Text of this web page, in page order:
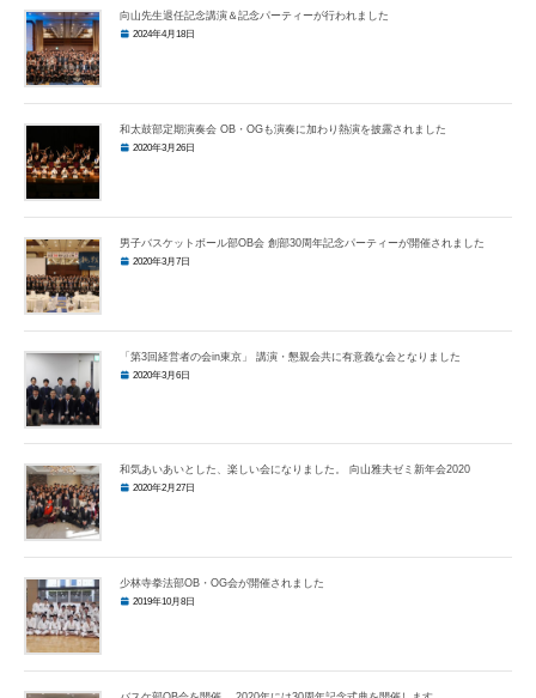
向山先生退任記念講演＆記念パーティーが行われました
2024年4月18日
和太鼓部定期演奏会 OB・OGも演奏に加わり熱演を披露されました
2020年3月26日
男子バスケットボール部OB会 創部30周年記念パーティーが開催されました
2020年3月7日
「第3回経営者の会in東京」 講演・懇親会共に有意義な会となりました
2020年3月6日
和気あいあいとした、楽しい会になりました。 向山雅夫ゼミ新年会2020
2020年2月27日
少林寺拳法部OB・OG会が開催されました
2019年10月8日